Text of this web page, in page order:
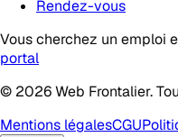
Rendez-vous
Vous cherchez un emploi
portal
© 2026 Web Frontalier.
Mentions légalesCGU